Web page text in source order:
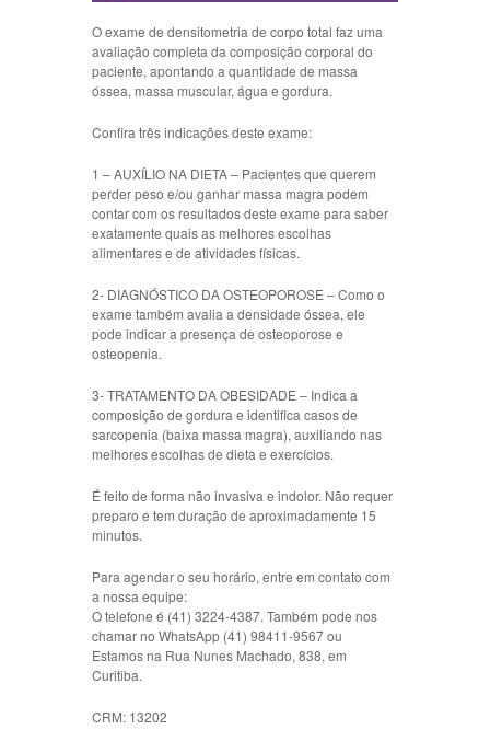
O exame de densitometria de corpo total faz uma
avaliação completa da composição corporal do
paciente, apontando a quantidade de massa
óssea, massa muscular, água e gordura.
Confira três indicações deste exame:
1 – AUXÍLIO NA DIETA – Pacientes que querem
perder peso e/ou ganhar massa magra podem
contar com os resultados deste exame para saber
exatamente quais as melhores escolhas
alimentares e de atividades físicas.
2- DIAGNÓSTICO DA OSTEOPOROSE – Como o
exame também avalia a densidade óssea, ele
pode indicar a presença de osteoporose e
osteopenia.
3- TRATAMENTO DA OBESIDADE – Indica a
composição de gordura e identifica casos de
sarcopenia (baixa massa magra), auxiliando nas
melhores escolhas de dieta e exercícios.
É feito de forma não invasiva e indolor. Não requer
preparo e tem duração de aproximadamente 15
minutos.
Para agendar o seu horário, entre em contato com
a nossa equipe:
O telefone é (41) 3224-4387. Também pode nos
chamar no WhatsApp (41) 98411-9567 ou
Estamos na Rua Nunes Machado, 838, em
Curitiba.
CRM: 13202